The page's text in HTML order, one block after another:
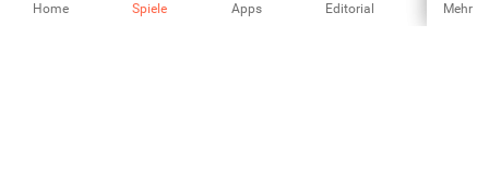
Home Spiele Apps Editorial Mehr